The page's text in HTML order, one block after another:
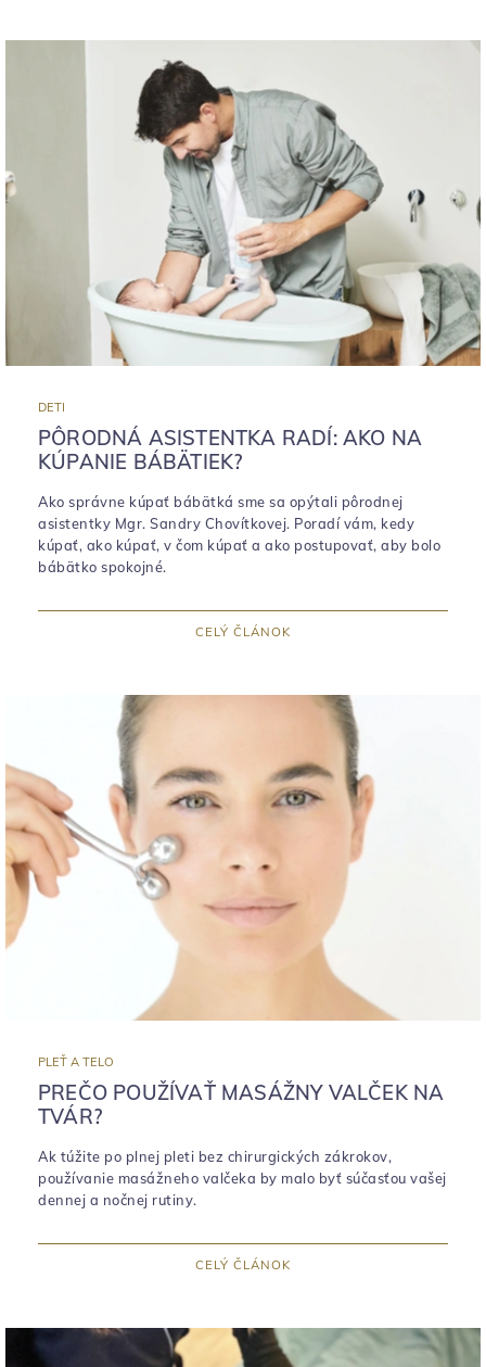
DETI
PÔRODNÁ ASISTENTKA RADÍ: AKO NA
KÚPANIE BÁBÄTIEK?
Ako správne kúpať bábätká sme sa opýtali pôrodnej
asistentky Mgr. Sandry Chovítkovej. Poradí vám, kedy
kúpať, ako kúpať, v čom kúpať a ako postupovať, aby bolo
bábätko spokojné.
CELÝ ČLÁNOK
PLEŤ A TELO
PREČO POUŽÍVAŤ MASÁŽNY VALČEK NA
TVÁR?
Ak túžite po plnej pleti bez chirurgických zákrokov,
používanie masážneho valčeka by malo byť súčasťou vašej
dennej a nočnej rutiny.
CELÝ ČLÁNOK